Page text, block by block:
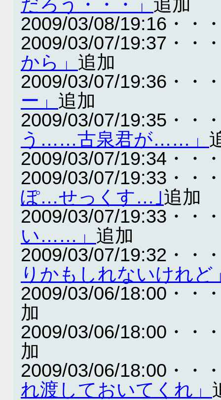
だろう・・・」 追加
2009/03/08/19:16・・
2009/03/07/19:37・・
から」 追加
2009/03/07/19:36・・
ー」 追加
2009/03/07/19:35・・
う……古泉君が……」
2009/03/07/19:34・・
2009/03/07/19:33・・
ぽ…せっくす…｣追加
2009/03/07/19:33・・
い……」 追加
2009/03/07/19:32・・
りかもしれないけれど
2009/03/06/18:00・・
加
2009/03/06/18:00・・
加
2009/03/06/18:00・・
れ渡しておいてくれ」